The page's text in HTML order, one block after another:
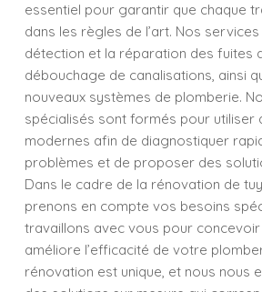
essentiel pour garantir que chaque
dans les règles de l’art. Nos services
détection et la réparation des fuites
débouchage de canalisations, ainsi
nouveaux systèmes de plomberie.
spécialisés sont formés pour utiliser
modernes afin de diagnostiquer
problèmes et de proposer des
Dans le cadre de la rénovation de
prenons en compte vos besoins
travaillons avec vous pour concevoir
améliore l’efficacité de votre
rénovation est unique, et nous nous